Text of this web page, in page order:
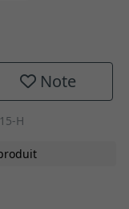
Note
H